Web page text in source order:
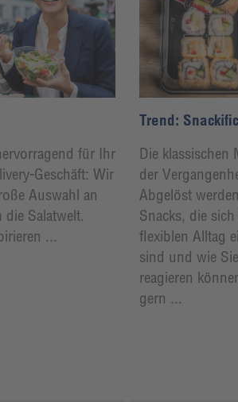
für Ihr
Geschäft: Wir
Auswahl an
Salatwelt.
...
Trend:
Die klassischen
der
Abgelöst
Snacks, die
flexiblen Alltag
sind und wie
reagieren
gern ...